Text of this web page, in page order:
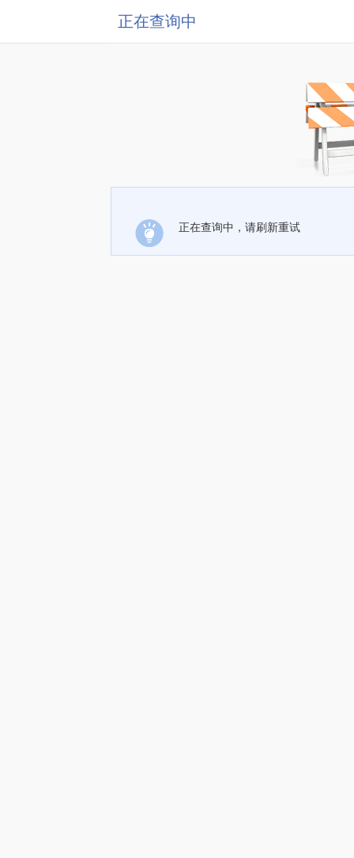
正在查询中
正在查询中，请刷新重试